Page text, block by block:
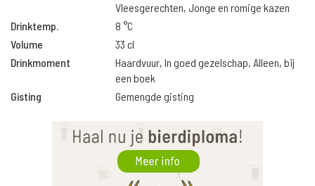
Vleesgerechten, Jonge en romige kazen
Drinktemp.
8 °C
Volume
33 cl
Drinkmoment
Haardvuur, In goed gezelschap, Alleen, bij
een boek
Gisting
Gemengde gisting